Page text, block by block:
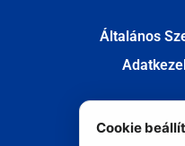
Általános
Cookie